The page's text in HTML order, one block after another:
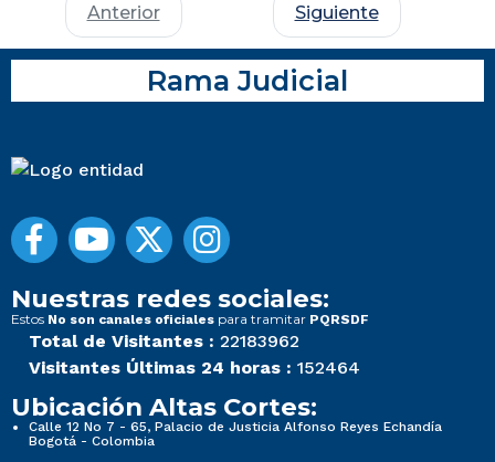
Anterior Siguiente
Rama Judicial
Nuestras redes sociales:
Estos No son canales oficiales para tramitar PQRSDF
Total de Visitantes : 22183962
Visitantes Últimas 24 horas : 152464
Ubicación Altas Cortes:
Calle 12 No 7 - 65, Palacio de Justicia Alfonso Reyes Echandía
Bogotá - Colombia